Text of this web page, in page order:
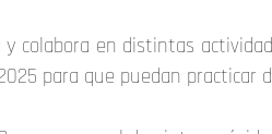
y colabora en distintas
para que puedan practicar